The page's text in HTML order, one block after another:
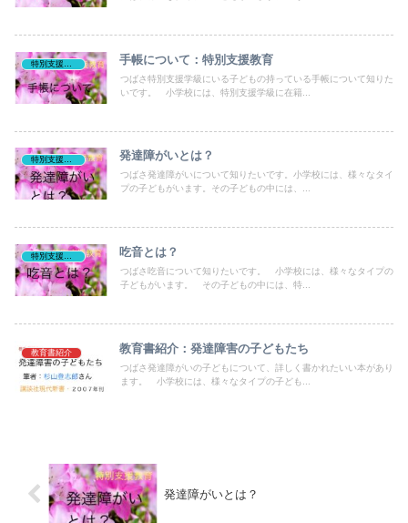
手帳について：特別支援教育
つばさ特別支援学級にいる子どもの持っている手帳について知りた
いです。 小学校には、特別支援学級に在籍...
特別支援教育 発達障がいとは？
つばさ発達障がいについて知りたいです。小学校には、様々なタイ
プの子どもがいます。その子どもの中には、...
特別支援教育 吃音とは？
つばさ吃音について知りたいです。 小学校には、様々なタイプの
子どもがいます。 その子どもの中には、特...
教育書紹介 教育書紹介：発達障害の子どもたち
つばさ発達障がいの子どもについて、詳しく書かれたいい本があり
ます。 小学校には、様々なタイプの子ども...
発達障がいとは？